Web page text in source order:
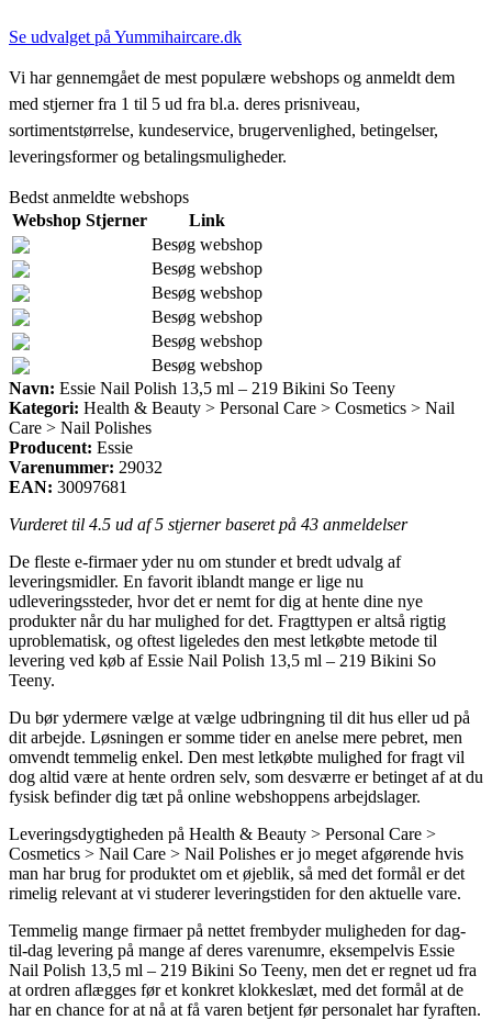
Se udvalget på Yummihaircare.dk
Vi har gennemgået de mest populære webshops og anmeldt dem
med stjerner fra 1 til 5 ud fra bl.a. deres prisniveau,
sortimentstørrelse, kundeservice, brugervenlighed, betingelser,
leveringsformer og betalingsmuligheder.
Bedst anmeldte webshops
Webshop Stjerner
Link
Besøg webshop
Besøg webshop
Besøg webshop
Besøg webshop
Besøg webshop
Besøg webshop
Navn: Essie Nail Polish 13,5 ml – 219 Bikini So Teeny
Kategori: Health & Beauty > Personal Care > Cosmetics > Nail
Care > Nail Polishes
Producent: Essie
Varenummer: 29032
EAN: 30097681
Vurderet til 4.5 ud af 5 stjerner baseret på 43 anmeldelser
De fleste e-firmaer yder nu om stunder et bredt udvalg af
leveringsmidler. En favorit iblandt mange er lige nu
udleveringssteder, hvor det er nemt for dig at hente dine nye
produkter når du har mulighed for det. Fragttypen er altså rigtig
uproblematisk, og oftest ligeledes den mest letkøbte metode til
levering ved køb af Essie Nail Polish 13,5 ml – 219 Bikini So
Teeny.
Du bør ydermere vælge at vælge udbringning til dit hus eller ud på
dit arbejde. Løsningen er somme tider en anelse mere pebret, men
omvendt temmelig enkel. Den mest letkøbte mulighed for fragt vil
dog altid være at hente ordren selv, som desværre er betinget af at du
fysisk befinder dig tæt på online webshoppens arbejdslager.
Leveringsdygtigheden på Health & Beauty > Personal Care >
Cosmetics > Nail Care > Nail Polishes er jo meget afgørende hvis
man har brug for produktet om et øjeblik, så med det formål er det
rimelig relevant at vi studerer leveringstiden for den aktuelle vare.
Temmelig mange firmaer på nettet frembyder muligheden for dag-
til-dag levering på mange af deres varenumre, eksempelvis Essie
Nail Polish 13,5 ml – 219 Bikini So Teeny, men det er regnet ud fra
at ordren aflægges før et konkret klokkeslæt, med det formål at de
har en chance for at nå at få varen betjent før personalet har fyraften.